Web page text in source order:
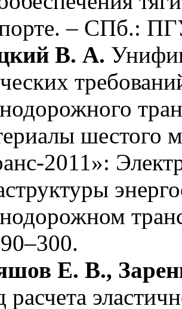
– СПб.:
В. А.
шестого
2011»:
Е. В.,
расчета